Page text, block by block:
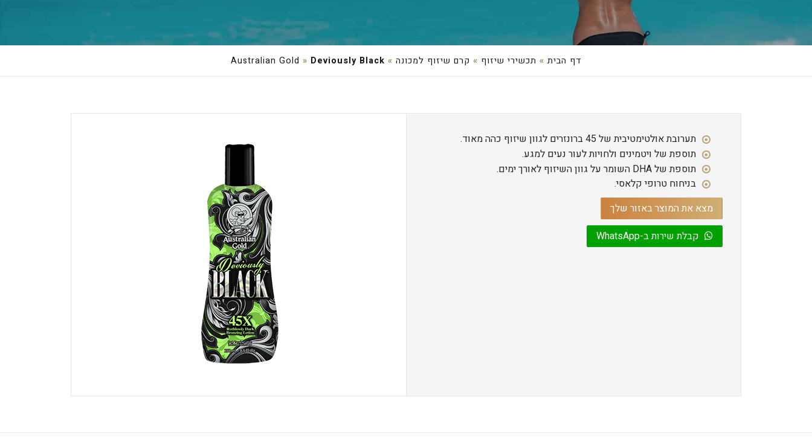
דף הבית » תכשירי שיזוף » קרם שיזוף למכונה »
Australian Gold » Deviously Black
תערובת אולטימטיבית של 45 ברונזרים לגוון שיזוף כהה מאוד.
תוספת של ויטמינים ולחויות לעור נעים למגע.
תוספת של DHA השומר על גוון השיזוף לאורך ימים.
בניחוח טרופי קלאסי.
מצא את המוצר באזור שלך
קבלת שירות ב-WhatsApp